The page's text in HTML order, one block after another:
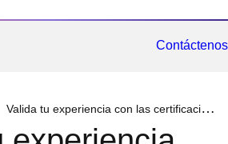
Contáctenos
Valida tu experiencia con las certificaciones de Red Hat